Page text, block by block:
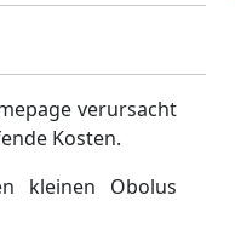
verursacht
Kosten.
kleinen Obolus